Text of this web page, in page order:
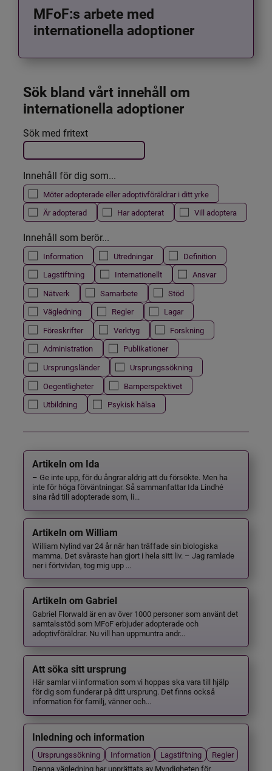
MFoF:s arbete med
internationella adoptioner
Sök bland vårt innehåll om
internationella adoptioner
Filtrera resultatet
Det här formuläret postas automatiskt
Sök med fritext
Innehåll för dig som...
Möter adopterade eller adoptivföräldrar i ditt yrke
Är adopterad
Har adopterat Vill adoptera
Innehåll som berör...
Information Utredningar
Definition
Lagstiftning
Internationellt
Ansvar
Nätverk
Samarbete
Stöd
Vägledning
Regler
Lagar
Föreskrifter
Verktyg
Forskning
Administration
Publikationer
Ursprungsländer
Ursprungssökning
Oegentligheter
Barnperspektivet
Utbildning
Psykisk hälsa
Artikeln om Ida
– Ge inte upp, för du ångrar aldrig att du försökte. Men ha
inte för höga förväntningar. Så sammanfattar Ida Lindhé
sina råd till adopterade som, li...
Artikeln om William
William Nylind var 24 år när han träffade sin biologiska
mamma. Det svåraste han gjort i hela sitt liv. – Jag ramlade
ner i förtvivlan, tog mig upp ...
Artikeln om Gabriel
Gabriel Florwald är en av över 1000 personer som använt det
samtalsstöd som MFoF erbjuder adopterade och
adoptivföräldrar. Nu vill han uppmuntra andr...
Att söka sitt ursprung
Här samlar vi information som vi hoppas ska vara till hjälp
för dig som funderar på ditt ursprung. Det finns också
information för familj, vänner och...
Inledning och information
Ursprungssökning Information Lagstiftning
Regler
Denna vägledning har upprättats av Myndigheten för